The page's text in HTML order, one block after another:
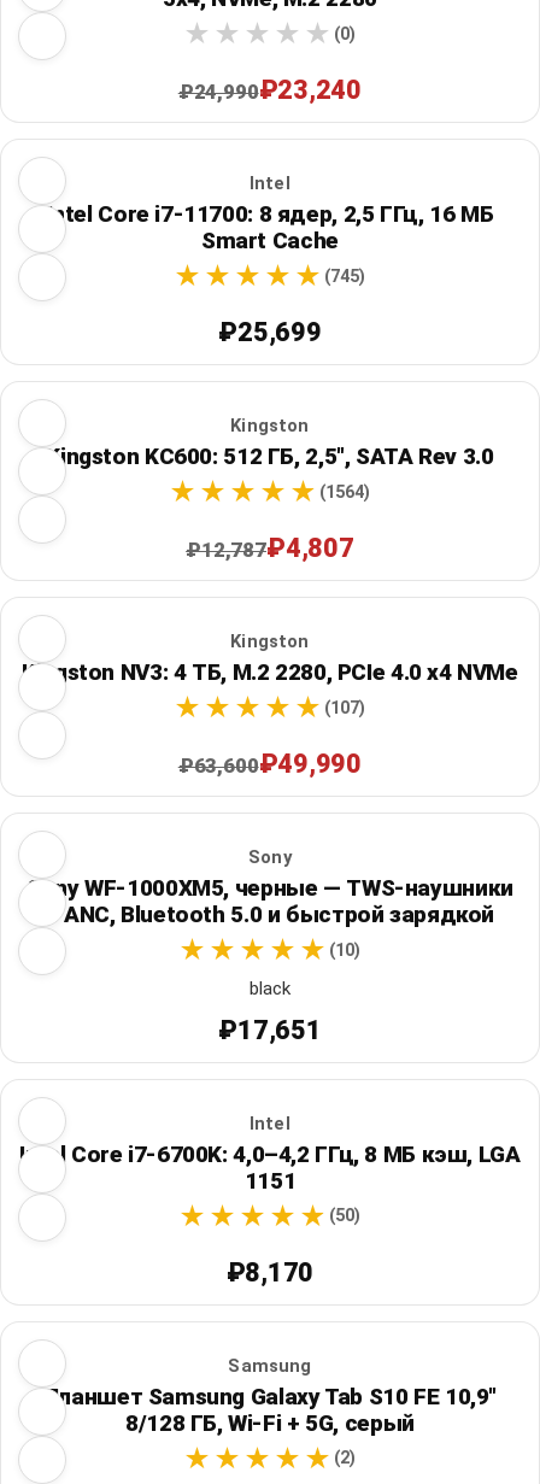
(0)
₽24,990₽23,240
Intel
Intel Core i7-11700: 8 ядер, 2,5 ГГц, 16 МБ
Smart Cache
(745)
₽25,699
Kingston
Kingston KC600: 512 ГБ, 2,5", SATA Rev 3.0
(1564)
₽12,787₽4,807
Kingston
Kingston NV3: 4 ТБ, M.2 2280, PCIe 4.0 x4 NVMe
(107)
₽63,600₽49,990
Sony
Sony WF-1000XM5, черные — TWS-наушники
с ANC, Bluetooth 5.0 и быстрой зарядкой
(10)
black
₽17,651
Intel
Intel Core i7-6700K: 4,0–4,2 ГГц, 8 МБ кэш, LGA
1151
(50)
₽8,170
Samsung
Планшет Samsung Galaxy Tab S10 FE 10,9"
8/128 ГБ, Wi‑Fi + 5G, серый
(2)